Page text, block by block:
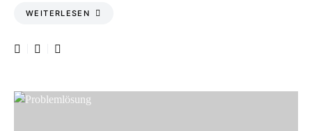
WEITERLESEN